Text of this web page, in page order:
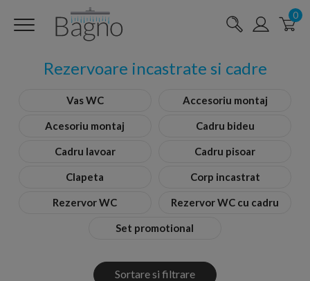
0
Rezervoare incastrate si cadre
Vas WC Accesoriu montaj
Acesoriu montaj Cadru bideu
Cadru lavoar Cadru pisoar
Clapeta Corp incastrat
Rezervor WC Rezervor WC cu cadru
Set promotional
Sortare si filtrare